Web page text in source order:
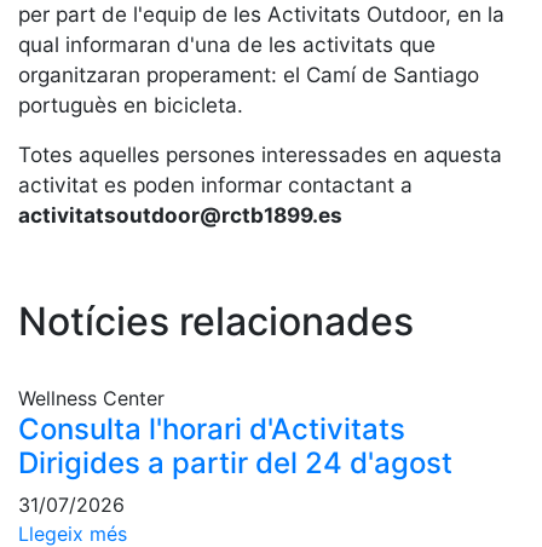
Estructura
executiva
Fundació
Serveis
Instal·lacions
Preguntes
Freqüents
nosaltres
Tennis
Escola de
tennis
Next Gen
per part de l'equip de les Activitats Outdoor, en la
qual informaran d'una de les activitats que
organitzaran properament: el Camí de Santiago
portuguès en bicicleta.
Totes aquelles persones interessades en aquesta
activitat es poden informar contactant a
activitatsoutdoor@rctb1899.es
Notícies relacionades
Wellness Center
Consulta l'horari d'Activitats
Dirigides a partir del 24 d'agost
31/07/2026
Llegeix més